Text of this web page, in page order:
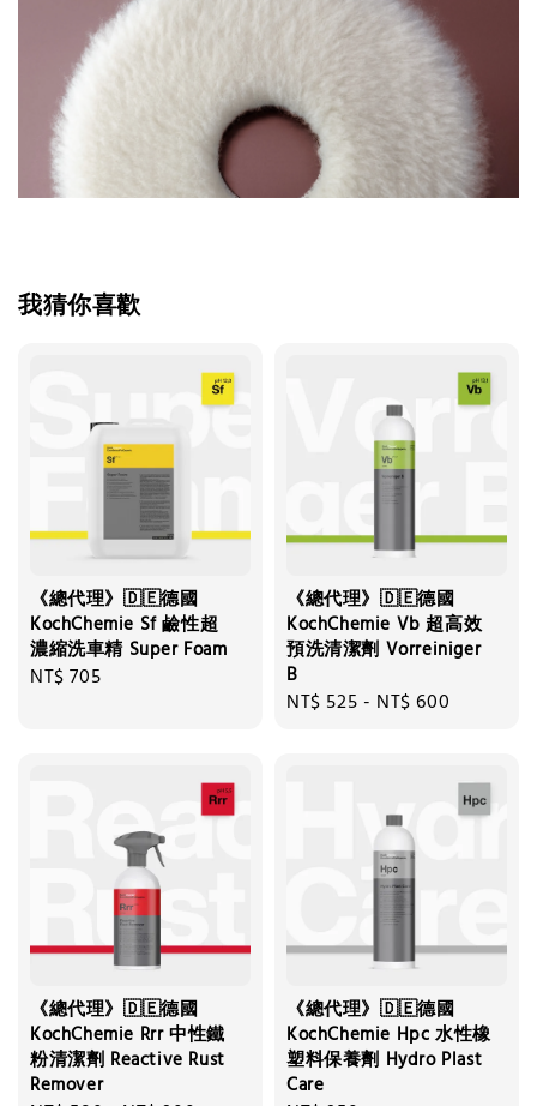
我猜你喜歡
《總代理》🇩🇪德國
KochChemie Sf 鹼性超
濃縮洗車精 Super Foam
Regular
NT$ 705
《總代理》🇩🇪德國
KochChemie Vb 超高效
預洗清潔劑 Vorreiniger
B
Regular
NT$ 525 - NT$ 600
《總代理》🇩🇪德國
KochChemie Rrr 中性鐵
粉清潔劑 Reactive Rust
Remover
《總代理》🇩🇪德國
KochChemie Hpc 水性橡
塑料保養劑 Hydro Plast
Care